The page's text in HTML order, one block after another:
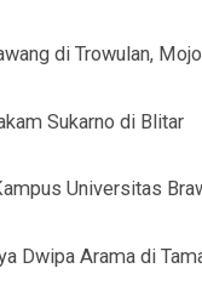
di Trowulan,
Sukarno di Blitar
Universitas
Dwipa Arama di